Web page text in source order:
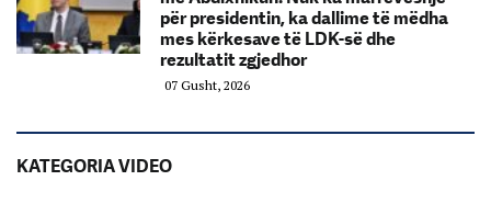
për presidentin, ka dallime të mëdha
mes kërkesave të LDK-së dhe
rezultatit zgjedhor
07 Gusht, 2026
KATEGORIA VIDEO